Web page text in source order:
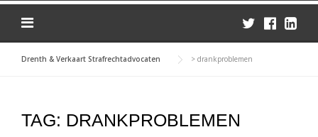
Drenth & Verkaart Strafrechtadvocaten > drankproblemen
TAG: DRANKPROBLEMEN